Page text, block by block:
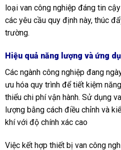
loại van công nghiệp đáng tin
các yêu cầu quy định này, thúc
trường.
Hiệu quả năng lượng và ứng
Các ngành công nghiệp đang
ưu hóa quy trình để tiết kiệm
thiểu chi phí vận hành. Sử dụng
lượng bằng cách điều chỉnh và
khí với độ chính xác cao
Việc kết hợp thiết bị van công